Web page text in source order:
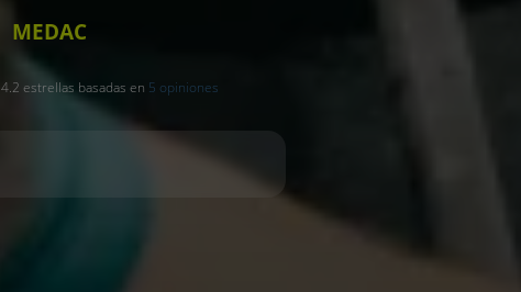
MEDAC
4.2 estrellas basadas en 5 opiniones